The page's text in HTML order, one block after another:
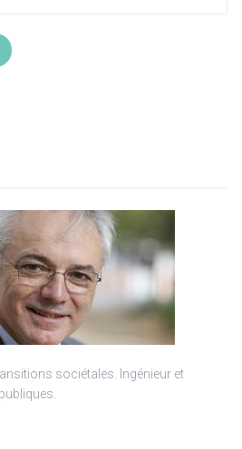
sociétales. Ingénieur et